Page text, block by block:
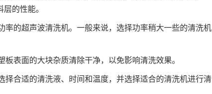
的性能。
率的超声波清洗机。一般来说，选择功率稍大一些的清洗机
表面的大块杂质清除干净，以免影响清洗效果。
合适的清洗液、时间和温度，并选择适合的清洗机进行清